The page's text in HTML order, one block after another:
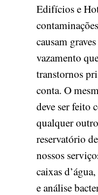
Edifícios e
causam
vazamento
transtornos
conta. O
deve ser feito
qualquer
reservatório
nossos
caixas
e análise